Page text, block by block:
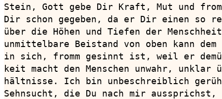
Stein, Gott gebe Dir Kraft, Mut und
Dir schon gegeben, da er Dir einen so
über die Höhen und Tiefen der
unmittelbare Beistand von oben kann
in sich, fromm gesinnt ist, weil er
keit macht den Menschen unwahr,
hältnisse. Ich bin unbeschreiblich
Sehnsucht, die Du nach mir